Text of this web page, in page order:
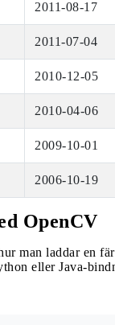
2011-08-17
2011-07-04
2010-12-05
2010-04-06
2009-10-01
2006-10-19
OpenCV
man laddar en
eller Java-